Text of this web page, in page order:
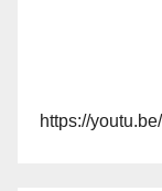
https://